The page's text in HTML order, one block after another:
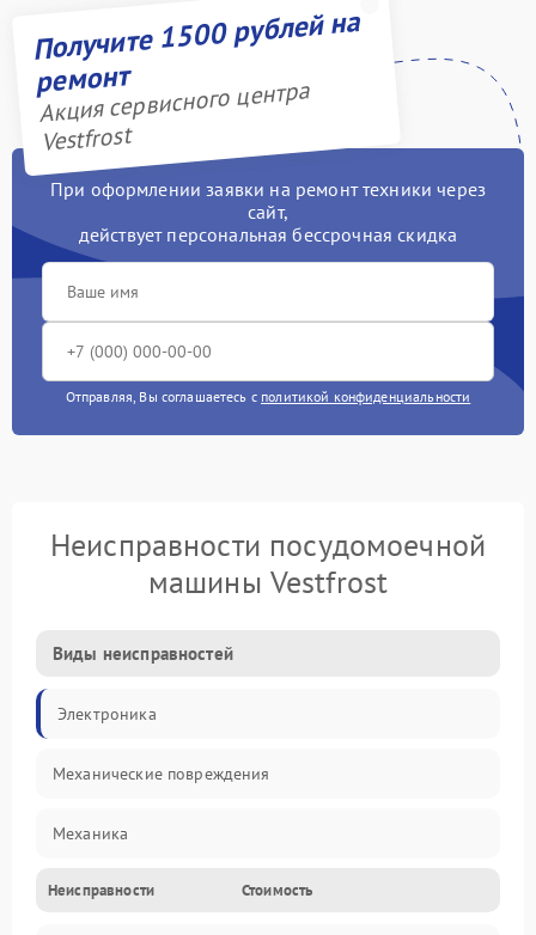
Получите 1500 рублей на
ремонт
Акция сервисного центра
Vestfrost
При оформлении заявки на ремонт техники через
сайт,
действует персональная бессрочная скидка
Отправляя, Вы соглашаетесь с политикой конфиденциальности
Неисправности посудомоечной
машины Vestfrost
Виды неисправностей
Электроника
Механические повреждения
Механика
Управление
Неисправности Стоимость